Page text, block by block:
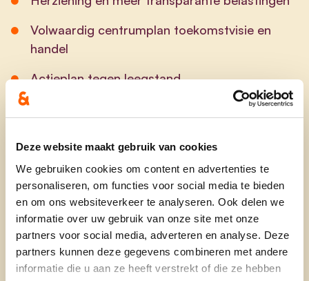
Deze website maakt gebruik van cookies
We gebruiken cookies om content en advertenties te
personaliseren, om functies voor social media te bieden
en om ons websiteverkeer te analyseren. Ook delen we
informatie over uw gebruik van onze site met onze
partners voor social media, adverteren en analyse. Deze
partners kunnen deze gegevens combineren met andere
informatie die u aan ze heeft verstrekt of die ze hebben
Volwaardig centrumplan toekomstvisie en
handel
Actieplan tegen leegstand
Vlot bereikbare stad
Maximale ondertunneling A8 met ontsluiting
Essenbeek, Sint-rochus & Rodenem met
minimale impact op de omliggende buurt
Nieuw mobiliteitsplan voor vlotte